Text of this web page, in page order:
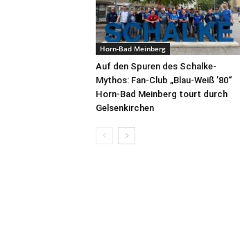
Horn-Bad Meinberg
Auf den Spuren des Schalke-
Mythos: Fan-Club „Blau-Weiß ’80“
Horn-Bad Meinberg tourt durch
Gelsenkirchen